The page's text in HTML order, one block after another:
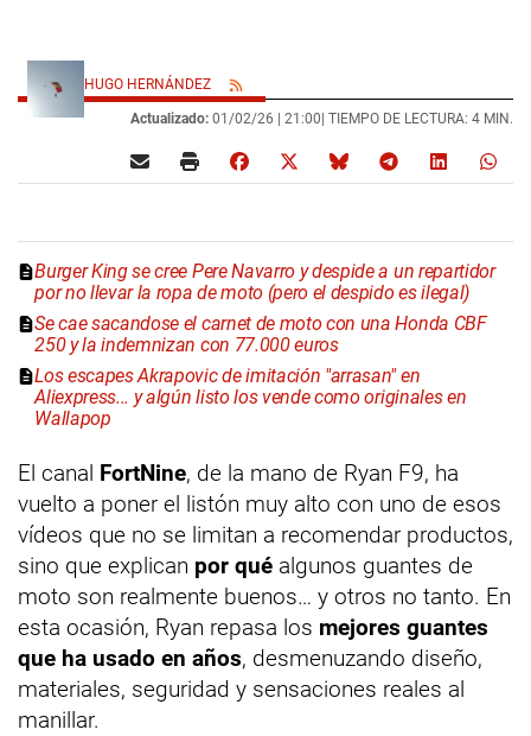
HUGO HERNÁNDEZ
Actualizado: 01/02/26 | 21:00 | TIEMPO DE LECTURA: 4 MIN.
Burger King se cree Pere Navarro y despide a un repartidor
por no llevar la ropa de moto (pero el despido es ilegal)
Se cae sacandose el carnet de moto con una Honda CBF
250 y la indemnizan con 77.000 euros
Los escapes Akrapovic de imitación "arrasan" en
Aliexpress... y algún listo los vende como originales en
Wallapop
El canal FortNine, de la mano de Ryan F9, ha
vuelto a poner el listón muy alto con uno de esos
vídeos que no se limitan a recomendar productos,
sino que explican por qué algunos guantes de
moto son realmente buenos… y otros no tanto. En
esta ocasión, Ryan repasa los mejores guantes
que ha usado en años, desmenuzando diseño,
materiales, seguridad y sensaciones reales al
manillar.